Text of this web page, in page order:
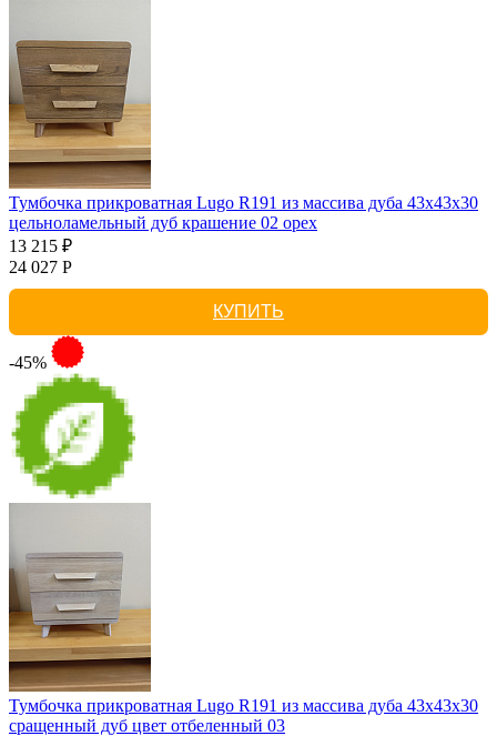
Тумбочка прикроватная Lugo R191 из массива дуба 43х43х30
цельноламельный дуб крашение 02 орех
13 215 ₽
24 027 Р
КУПИТЬ
-45%
Тумбочка прикроватная Lugo R191 из массива дуба 43х43х30
сращенный дуб цвет отбеленный 03